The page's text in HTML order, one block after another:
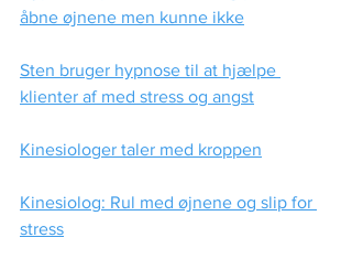
åbne øjnene men kunne ikke
Sten bruger hypnose til at hjælpe
klienter af med stress og angst
Kinesiologer taler med kroppen
Kinesiolog: Rul med øjnene og slip for
stress